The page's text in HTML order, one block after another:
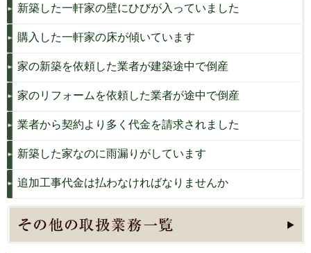
新築した一軒家の壁にひびが入っていました
購入した一軒家の床が傾いています
家の新築を依頼した業者が建築途中で倒産
家のリフォームを依頼した業者が途中で倒産
業者から契約より多く代金を請求されました
新築した家なのに雨漏りがしています
追加工事代金は払わなければなりませんか